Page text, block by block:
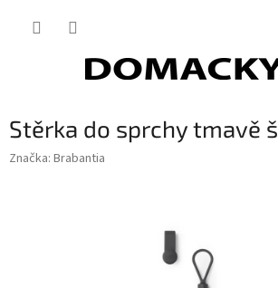
Stěrka do sprchy tmavě
Značka: Brabantia